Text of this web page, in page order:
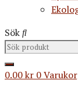
Sök
0.00kr 0